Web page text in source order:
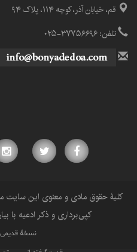
قم، خیابان آذر، کوچه ۱۱۴، پلاک ۹۴
تلفن: ۳۷۷۵۶۶۹۶-۰۲۵
کلیۀ حقوق مادی و معنوی این سایت
کپی‌برداری و ذکر ادعیه با
نسخۀ قدیمی